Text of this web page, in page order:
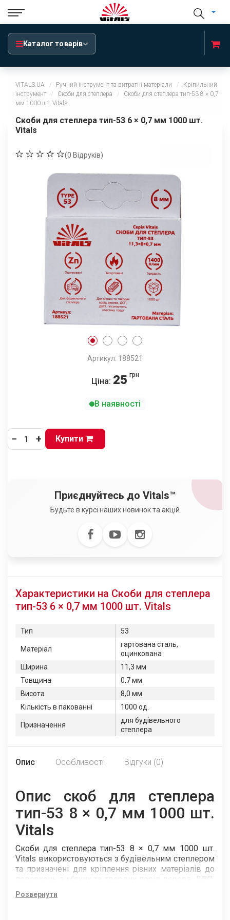
Каталог товарів
VITALS.UA Ручний інструмент та витратні матеріали
Кріпильний
інструмент
Скоби для степлера
Скоби для степлера тип-53 8 × 0,7
мм 1000 шт. Vitals
Скоби для степлера тип-53 6 × 0,7 мм 1000 шт.
Vitals
(0 Відруків)
Артикул: 188521
Ціна: 25 грн
В наявності
− + Купити
Приєднуйтесь до Vitals™
Будьте в курсі наших новинок та акцій
Характеристики на Скоби для степлера
тип-53 6 × 0,7 мм 1000 шт. Vitals
Тип 53
Матеріал
гартована сталь,
оцинкована
Ширина
11,3 мм
Товщина
0,7 мм
Висота
8,0 мм
Кількість в пакованні
1000 од.
Призначення
для будівельного
степлера
Опис Особливості Відгуки (0)
Опис скоб для степлера
тип-53 8 × 0,7 мм 1000 шт.
Vitals
Скоби для степлера тип-53 8 × 0,7 мм 1000 шт.
Vitals використовуються з будівельним степлером
та призначені для кріплення різних матеріалів до
поверхонь з м'яких та твердих порід дерева, ДВП,
ДСП, пластику, гіпсокартону та ін.
Розвернути